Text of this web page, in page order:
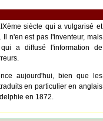
siècle qui a vulgarisé et
n'en est pas l'inventeur, mais
a diffusé l'information de
aujourd'hui, bien que les
en particulier en anglais
en 1872.